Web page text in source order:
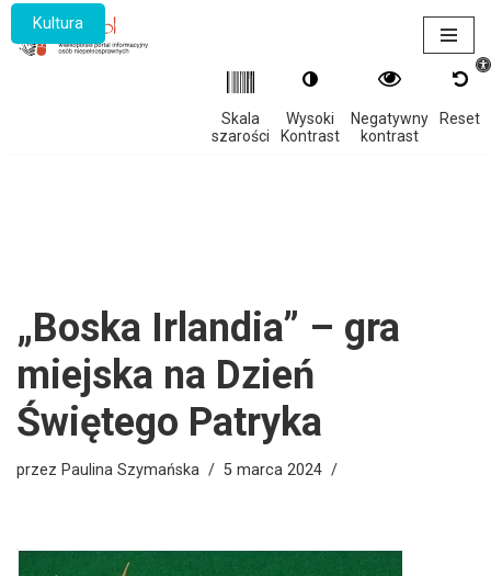
Skala
szarości
Wysoki
Kontrast
Negatywny
kontrast
Reset
Przejdź
„Boska Irlandia” – gra
miejska na Dzień
Świętego Patryka
przez Paulina Szymańska 5 marca 2024
Kultura